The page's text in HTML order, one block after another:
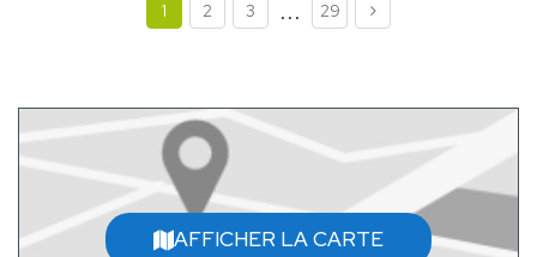
1 2 3 ... 29
AFFICHER LA CARTE